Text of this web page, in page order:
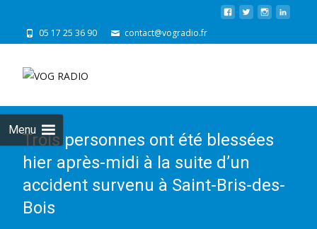
05 17 25 36 90 contact@vogradio.fr
Menu
Trois personnes ont été blessées
hier après-midi à la suite d’un
accident survenu à Saint-Bris-des-
Bois